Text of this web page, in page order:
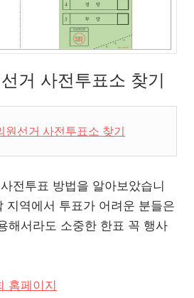
거 사전투표소 찾기
원선거 사전투표소 찾기
전투표 방법을 알아보았습니
지역에서 투표가 어려운 분들은
해서라도 소중한 한표 꼭 행사
홈페이지